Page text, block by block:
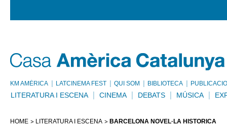
KM AMÈRICA LATCINEMA FEST QUI SOM BIBLIOTECA
LITERATURA I ESCENA CINEMA DEBATS MÚSICA
HOME LITERATURA I ESCENA BARCELONA NOVEL·LA HISTÒRICA